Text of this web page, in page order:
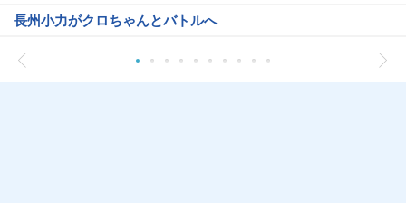
長州小力がクロちゃんとバトルへ